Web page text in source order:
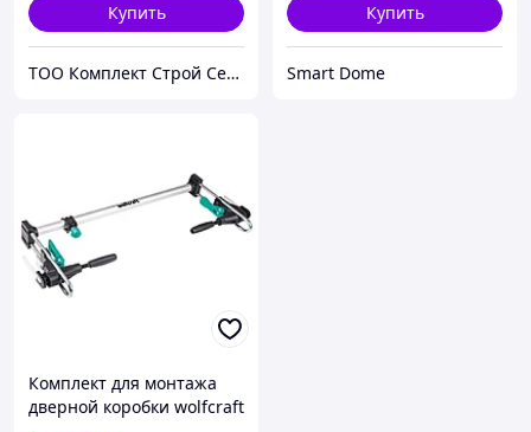
Купить
ТОО Комплект Строй Сервис
Купить
Smart Dome
Комплект для монтажа
дверной коробки wolfcraft